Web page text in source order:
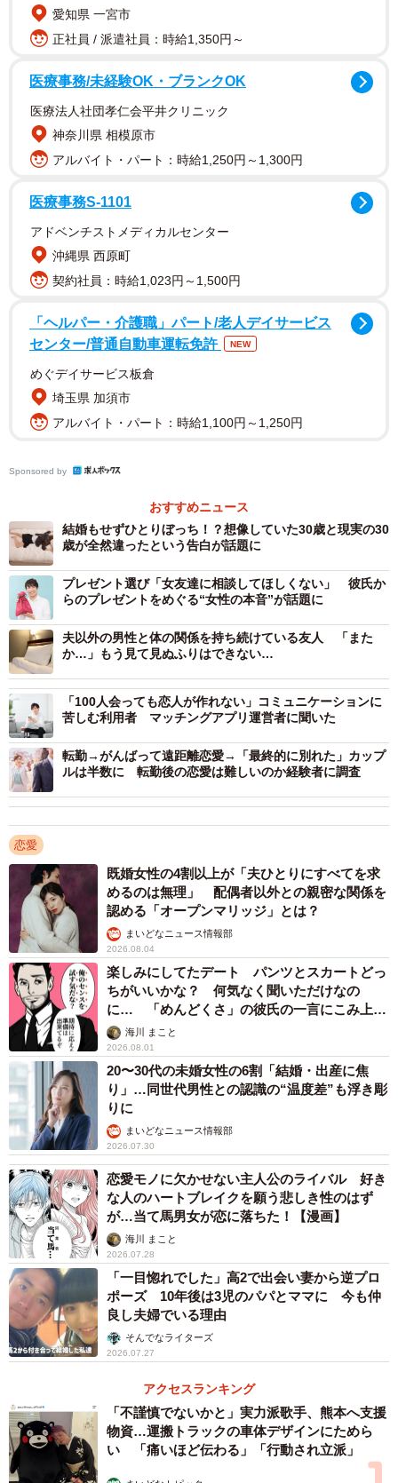
も知的というわけではなさそうです。こういった点、男性
からは「しょうがねぇなぁもう」と好意につながる場合が
さん」からフラれてしまうのでしょうか。
今回は、アヤエさんが過去3回「彼氏のお母さん」から別れ
を告げられたという実例をもとに、その原因を推測してい
【その1】彼氏のお母さんからサンマルクカフェ
で別れを告げられたハタチの頃
ハタチにして「彼氏のお母さん」にフラれる初体験
まだ短大生でハタチになったばかりのアヤエさんに、友達
の紹介で同じ年の彼氏ができました。当時はまだガラケー
の時代。ディズニーランドで買った「2つ揃えるとハート型
になる」携帯ストラップを彼氏と2人で持つなど、当初はラ
ブラブだったようです。
実家暮らしの彼氏の家にもフリーで出入りできる関係にな
っていたようですが、ある日のこと、彼氏と全く連絡が取
れなくなったそうです。心配に思ったアヤエさんはいつも
のように彼氏の実家に出向き、彼氏の部屋で彼氏が帰って
くることを待つことにしたそうです。しかし、そこでアヤ
エさんはとんでもないものを目にしてしまいます。
前述のディズニーランドの携帯ストラップの、彼氏が持っ
ていたほうがゴミ箱に捨てられていたのです。
それを見たアヤエさんは号泣したそうですが、それでも彼
氏を待ち続けます。しかし、一向に彼氏は帰ってくること
はなく、見かねた彼氏のお母さんが部屋に入ってきてアヤ
エさんにこう言ったそうです。「うちの子が……ごめんな
さいね。ちょっとお茶でも飲みに行かない？」。
彼氏のお母さんに連れられ、近所のサンマルクカフェに2人
で入ったそうですが、そこで告げられたのは「うちの子は
もう『アヤエさんとは付き合えない』と言っていたの。本
当にごめんなさい。これ以上うちの子に関わらないほう
が、アヤエさんの将来のためにも良いと思う」との言葉。
アヤエさんはまた号泣したそうですが、お母さんからの通
達に従うしかなく、最後の最後も彼氏に顔を合わすことな
く、そのまま別れることになったのだそうです。
【その2】家族ぐるみでご飯を食べていたのに、
「彼氏のお母さん」から電話でフラれる
愛知県 一宮市
正社員 / 派遣社員：時給1,350円～
医療事務/未経験OK・ブランクOK
医療法人社団孝仁会平井クリニック
神奈川県 相模原市
アルバイト・パート：時給1,250円～1,300円
医療事務S-1101
アドベンチストメディカルセンター
沖縄県 西原町
契約社員：時給1,023円～1,500円
「ヘルパー・介護職」パート/老人デイサービス
センター/普通自動車運転免許
NEW
めぐデイサービス板倉
埼玉県 加須市
アルバイト・パート：時給1,100円～1,250円
Sponsored by
おすすめニュース
結婚もせずひとりぼっち！？想像していた30歳と現実の30
歳が全然違ったという告白が話題に
プレゼント選び「女友達に相談してほしくない」 彼氏か
らのプレゼントをめぐる“女性の本音”が話題に
夫以外の男性と体の関係を持ち続けている友人 「また
か…」もう見て見ぬふりはできない…
「100人会っても恋人が作れない」コミュニケーションに
苦しむ利用者 マッチングアプリ運営者に聞いた
転勤→がんばって遠距離恋愛→「最終的に別れた」カップ
ルは半数に 転勤後の恋愛は難しいのか経験者に調査
恋愛
既婚女性の4割以上が「夫ひとりにすべてを求
めるのは無理」 配偶者以外との親密な関係を
認める「オープンマリッジ」とは？
まいどなニュース情報部
2026.08.04
楽しみにしてたデート パンツとスカートどっ
ちがいいかな？ 何気なく聞いただけなの
に… 「めんどくさ」の彼氏の一言にこみ上げ
る寂しさ【漫画】
海川 まこと
2026.08.01
20〜30代の未婚女性の6割「結婚・出産に焦
り」…同世代男性との認識の“温度差”も浮き彫
りに
まいどなニュース情報部
2026.07.30
恋愛モノに欠かせない主人公のライバル 好き
な人のハートブレイクを願う悲しき性のはず
が…当て馬男女が恋に落ちた！【漫画】
海川 まこと
2026.07.28
「一目惚れでした」高2で出会い妻から逆プロ
ポーズ 10年後は3児のパパとママに 今も仲
良し夫婦でいる理由
そんでなライターズ
2026.07.27
アクセスランキング
「不謹慎でないかと」実力派歌手、熊本へ支援
物資…運搬トラックの車体デザインにためら
い 「痛いほど伝わる」「行動され立派」